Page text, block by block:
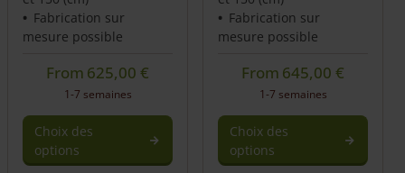
Fabrication sur
mesure possible
From 625,00€
1-7 semaines
Choix des
options
Fabrication sur
mesure possible
From 645,00€
1-7 semaines
Choix des
options